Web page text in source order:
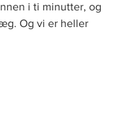
i ti minutter, og
Og vi er heller